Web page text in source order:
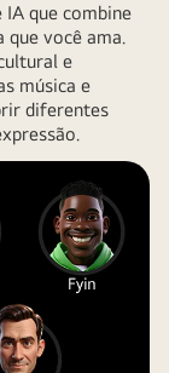
IA que combine
você ama.
e
música e
diferentes